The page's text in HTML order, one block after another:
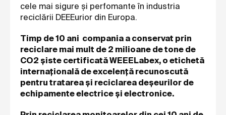
cele mai sigure și perfomante în industria
reciclării DEEEurior din Europa.
Timp de 10 ani compania a conservat prin
reciclare mai mult de 2 milioane de tone de
CO2 șiste certificată WEEELabex, o etichetă
internațională de excelență recunoscută
pentru tratarea și reciclarea deșeurilor de
echipamente electrice și electronice.